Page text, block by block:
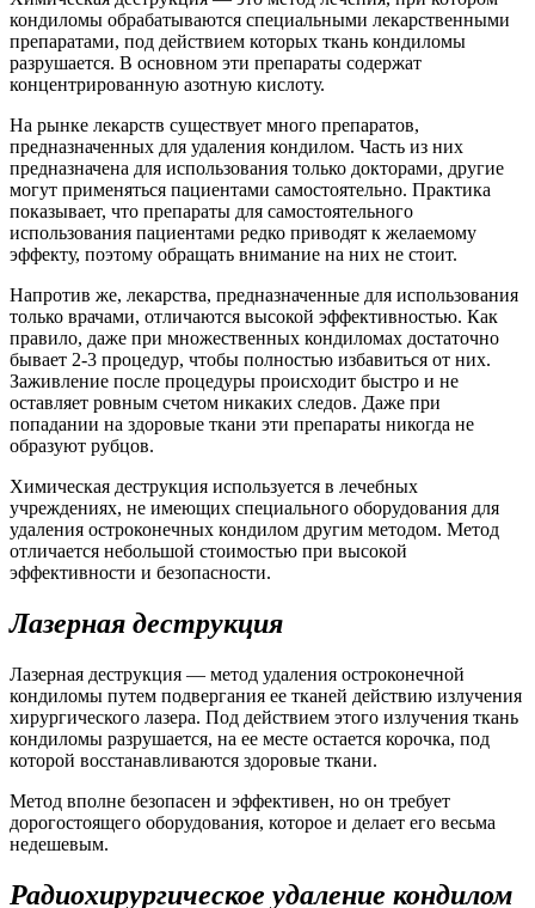
кондиломы обрабатываются специальными лекарственными
препаратами, под действием которых ткань кондиломы
разрушается. В основном эти препараты содержат
концентрированную азотную кислоту.
На рынке лекарств существует много препаратов,
предназначенных для удаления кондилом. Часть из них
предназначена для использования только докторами, другие
могут применяться пациентами самостоятельно. Практика
показывает, что препараты для самостоятельного
использования пациентами редко приводят к желаемому
эффекту, поэтому обращать внимание на них не стоит.
Напротив же, лекарства, предназначенные для использования
только врачами, отличаются высокой эффективностью. Как
правило, даже при множественных кондиломах достаточно
бывает 2-3 процедур, чтобы полностью избавиться от них.
Заживление после процедуры происходит быстро и не
оставляет ровным счетом никаких следов. Даже при
попадании на здоровые ткани эти препараты никогда не
образуют рубцов.
Химическая деструкция используется в лечебных
учреждениях, не имеющих специального оборудования для
удаления остроконечных кондилом другим методом. Метод
отличается небольшой стоимостью при высокой
эффективности и безопасности.
Лазерная деструкция
Лазерная деструкция — метод удаления остроконечной
кондиломы путем подвергания ее тканей действию излучения
хирургического лазера. Под действием этого излучения ткань
кондиломы разрушается, на ее месте остается корочка, под
которой восстанавливаются здоровые ткани.
Метод вполне безопасен и эффективен, но он требует
дорогостоящего оборудования, которое и делает его весьма
недешевым.
Радиохирургическое удаление кондилом